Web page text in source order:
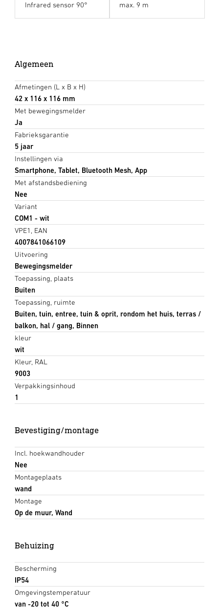
Infrared sensor 90° max. 9 m
Algemeen
Afmetingen (L x B x H)
42 x 116 x 116 mm
Met bewegingsmelder
Ja
Fabrieksgarantie
5 jaar
Instellingen via
Smartphone, Tablet, Bluetooth Mesh, App
Met afstandsbediening
Nee
Variant
COM1 - wit
VPE1, EAN
4007841066109
Uitvoering
Bewegingsmelder
Toepassing, plaats
Buiten
Toepassing, ruimte
Buiten, tuin, entree, tuin & oprit, rondom het huis, terras /
balkon, hal / gang, Binnen
kleur
wit
Kleur, RAL
9003
Verpakkingsinhoud
1
Bevestiging/montage
Incl. hoekwandhouder
Nee
Montageplaats
wand
Montage
Op de muur, Wand
Behuizing
Bescherming
IP54
Omgevingstemperatuur
van -20 tot 40 °C